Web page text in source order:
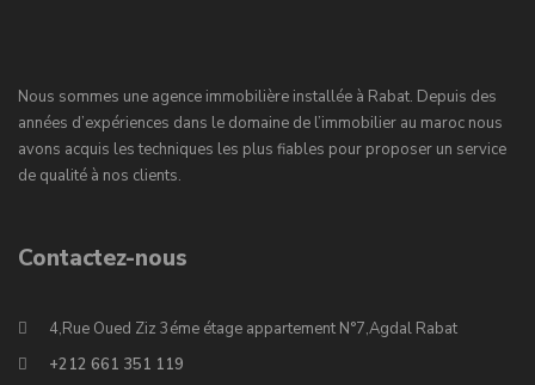
Nous sommes une agence immobilière installée à Rabat. Depuis des
années d’expériences dans le domaine de l’immobilier au maroc nous
avons acquis les techniques les plus fiables pour proposer un service
de qualité à nos clients.
Contactez-nous
4,Rue Oued Ziz 3éme étage appartement N°7,Agdal Rabat
+212 661 351 119